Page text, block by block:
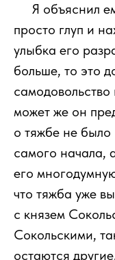
Я объяснил
просто глуп и
улыбка его
больше, то это
может же он
о тяжбе не было
самого начала,
его
что тяжба уже
с князем
Сокольскими,
остаются